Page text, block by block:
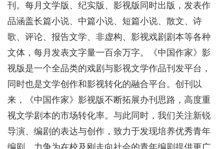
刊。每月文学版、纪实版、影视版同时出版，发表作
品涵盖长篇小说、中篇小说、短篇小说、散文、诗
歌、评论、报告文学、非虚构、影视戏剧剧本等各种
文体，每月发表文字量一百余万字。《中国作家》影
视版是一个全品类的戏剧与影视文学作品刊发平台，
同时也是文学创作和影视转化的融合平台。创刊以
来，《中国作家》影视版不断拓展办刊思路，高度重
视文学剧本的市场转化率。与此同时，我们关注新锐
导演、编剧的表达与创作，致力于发现培养优秀青年